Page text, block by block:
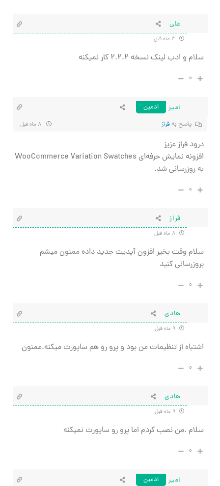
علی
سلام و ادب لینک نسخه ۲.۲.۲ کار نمیکنه
۰
امیر
ادمین
پاسخ بهفراز
درود فراز عزیز
افزونه نمایش حرفه‌ای WooCommerce Variation Swatches
به روزرسانی شد.
۰
فراز
سلام وقت بخیر افزون آپدیت جدید داده ممنون میشم
بروزرسانی کنید
۰
هادی
اشتباه از تنظیمات من بود و پرو رو هم ساپورت میکنه.ممنون
۰
هادی
سلام .من نصب کردم اما پرو رو ساپورت نمیکنه
۰
امیر
ادمین